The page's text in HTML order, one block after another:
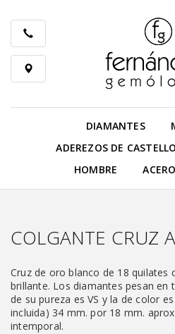
DIAMANTES
ADEREZOS DE
HOMBRE
ACERO
COLGANTE CRUZ
Cruz de oro blanco de 18 quilates
brillante. Los diamantes pesan en
de su pureza es VS y la de color
incluida) 34 mm. por 18 mm.
intemporal.